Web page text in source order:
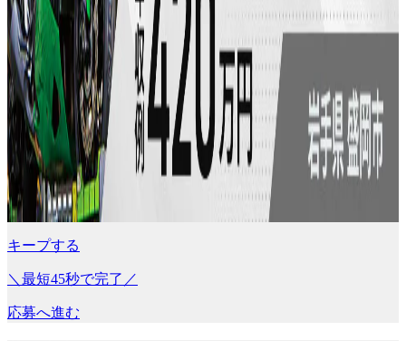
キープする
＼最短45秒で完了／
応募へ進む